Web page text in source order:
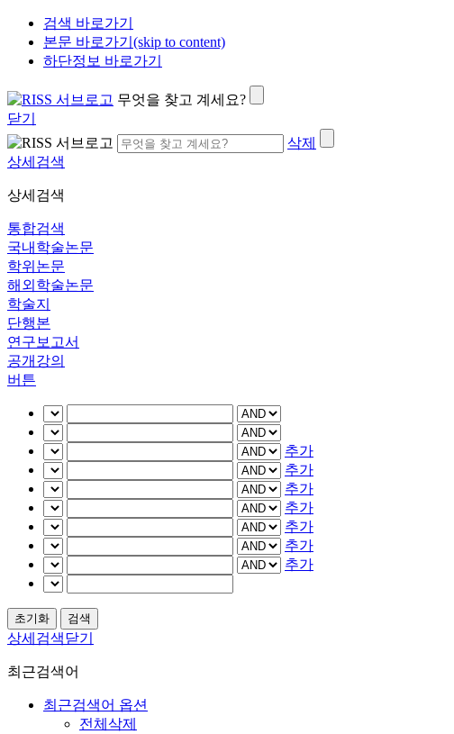
검색 바로가기
본문 바로가기(skip to content)
하단정보 바로가기
무엇을 찾고 계세요?
닫기
삭제
상세검색
상세검색
통합검색
국내학술논문
학위논문
해외학술논문
학술지
단행본
연구보고서
공개강의
버튼
추가
추가
추가
추가
추가
추가
추가
상세검색닫기
최근검색어
최근검색어 옵션
전체삭제